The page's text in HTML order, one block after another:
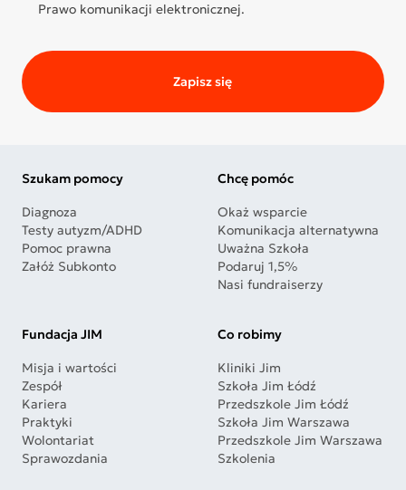
Prawo komunikacji elektronicznej.
Zapisz się
Szukam pomocy
Diagnoza
Testy autyzm/ADHD
Pomoc prawna
Załóż Subkonto
Chcę pomóc
Okaż wsparcie
Komunikacja alternatywna
Uważna Szkoła
Podaruj 1,5%
Nasi fundraiserzy
Fundacja JIM
Misja i wartości
Zespół
Kariera
Praktyki
Wolontariat
Sprawozdania
Co robimy
Kliniki Jim
Szkoła Jim Łódź
Przedszkole Jim Łódź
Szkoła Jim Warszawa
Przedszkole Jim Warszawa
Szkolenia